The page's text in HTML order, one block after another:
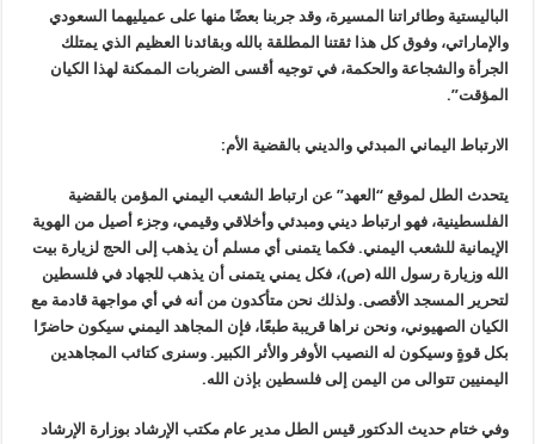
الباليستية وطائراتنا المسيرة، وقد جربنا بعضًا منها على عميليهما السعودي
والإماراتي، وفوق كل هذا ثقتنا المطلقة بالله وبقائدنا العظيم الذي يمتلك
الجرأة والشجاعة والحكمة، في توجيه أقسى الضربات الممكنة لهذا الكيان
المؤقت”.
الارتباط اليماني المبدئي والديني بالقضية الأم:
يتحدث الطل لموقع “العهد” عن ارتباط الشعب اليمني المؤمن بالقضية
الفلسطينية، فهو ارتباط ديني ومبدئي وأخلاقي وقيمي، وجزء أصيل من الهوية
الإيمانية للشعب اليمني. فكما يتمنى أي مسلم أن يذهب إلى الحج لزيارة بيت
الله وزيارة رسول الله (ص)، فكل يمني يتمنى أن يذهب للجهاد في فلسطين
لتحرير المسجد الأقصى. ولذلك نحن متأكدون من أنه في أي مواجهة قادمة مع
الكيان الصهيوني، ونحن نراها قريبة طبعًا، فإن المجاهد اليمني سيكون حاضرًا
بكل قوةٍ وسيكون له النصيب الأوفر والأثر الكبير. وسنرى كتائب المجاهدين
اليمنيين تتوالى من اليمن إلى فلسطين بإذن الله.
وفي ختام حديث الدكتور قيس الطل مدير عام مكتب الإرشاد بوزارة الإرشاد